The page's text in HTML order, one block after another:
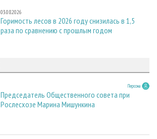
03.08.2026
Горимость лесов в 2026 году снизилась в 1,5
раза по сравнению с прошлым годом
Персона
Председатель Общественного совета при
Рослесхозе Марина Мишункина